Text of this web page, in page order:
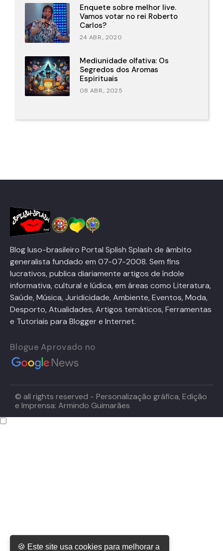
Enquete sobre melhor live.
Vamos votar no rei Roberto
Carlos?
24 ABR., 2020
Mediunidade olfativa: Os
Segredos dos Aromas
Espirituais
08 ABR., 2025
Blog luso-brasileiro Portal Splish Splash de âmbito
generalista fundado em 07-07-2008. Sem fins
lucrativos, publica diariamente artigos de índole
informativa, cultural e lúdica, em áreas como Literatura,
Saúde, Música, Juridicidade, Ambiente, Eventos, Moda,
Desporto, Atualidades, Artigos temáticos, Ferramentas
e Tutoriais para Blogger e Internet.
Blogue Aprovado no
© all rights reserved - Personalização gráfica, Edição
e Imprensa: Armindo Guimarães
🍪 Este site usa cookies para melhorar a